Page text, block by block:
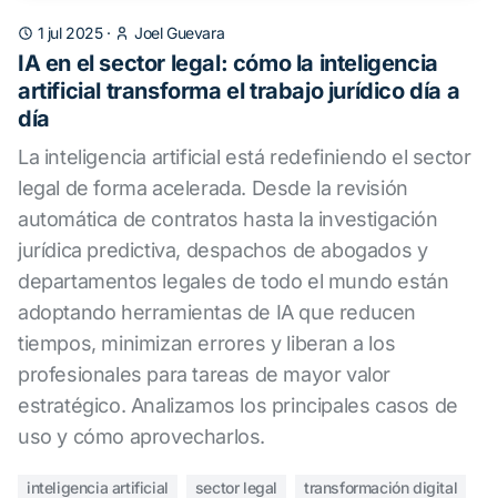
1 jul 2025· Joel Guevara
IA en el sector legal: cómo la inteligencia
artificial transforma el trabajo jurídico día a
día
La inteligencia artificial está redefiniendo el sector
legal de forma acelerada. Desde la revisión
automática de contratos hasta la investigación
jurídica predictiva, despachos de abogados y
departamentos legales de todo el mundo están
adoptando herramientas de IA que reducen
tiempos, minimizan errores y liberan a los
profesionales para tareas de mayor valor
estratégico. Analizamos los principales casos de
uso y cómo aprovecharlos.
inteligencia artificial sector legal
transformación digital